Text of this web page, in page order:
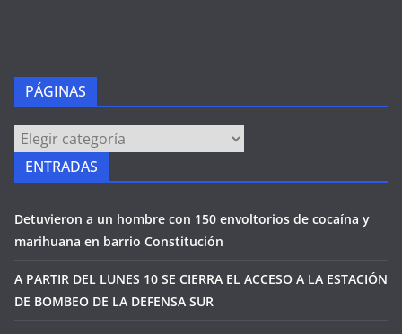
PÁGINAS
PÁGINAS
ENTRADAS
Detuvieron a un hombre con 150 envoltorios de cocaína y
marihuana en barrio Constitución
A PARTIR DEL LUNES 10 SE CIERRA EL ACCESO A LA ESTACIÓN
DE BOMBEO DE LA DEFENSA SUR